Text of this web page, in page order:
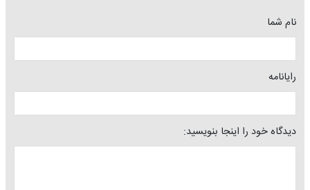
نام شما
رایانامه
دیدگاه خود را اینجا بنویسید: